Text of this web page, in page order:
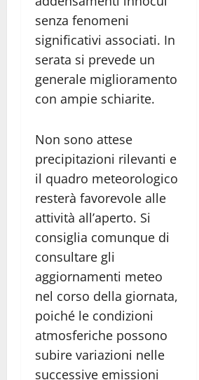
senza fenomeni
significativi associati. In
serata si prevede un
generale miglioramento
con ampie schiarite.
Non sono attese
precipitazioni rilevanti e
il quadro meteorologico
resterà favorevole alle
attività all’aperto. Si
consiglia comunque di
consultare gli
aggiornamenti meteo
nel corso della giornata,
poiché le condizioni
atmosferiche possono
subire variazioni nelle
successive emissioni